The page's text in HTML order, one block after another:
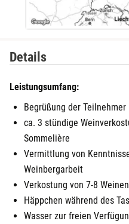
Details
Leistungsumfang:
Begrüßung der Teilnehmer
ca. 3 stündige
Sommelière
Vermittlung von
Weinbergarbeit
Verkostung von 7-8
Häppchen während des
Wasser zur freien